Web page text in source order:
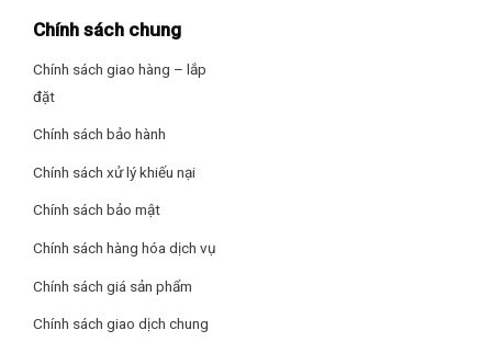
điện năng tiêu thụ hàng tháng so với những dòng tủ đông sử
dụng gas đời cũ.
Chính sách chung
Chính sách giao hàng – lắp
đặt
Chính sách bảo hành
Chính sách xử lý khiếu nại
Chính sách bảo mật
Chính sách hàng hóa dịch vụ
Chính sách giá sản phẩm
Chính sách giao dịch chung